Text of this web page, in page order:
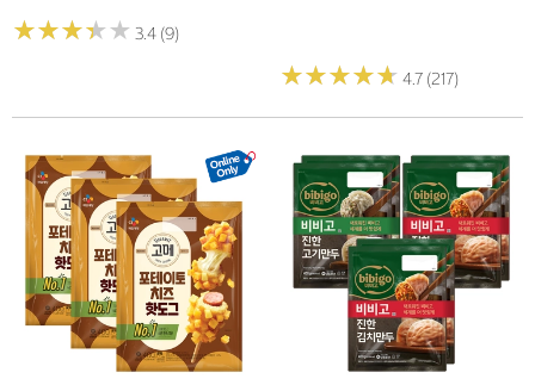
★★★★★
★★★★★ 3.4 (9)
★★★★★
★★★★★ 4.7 (217)